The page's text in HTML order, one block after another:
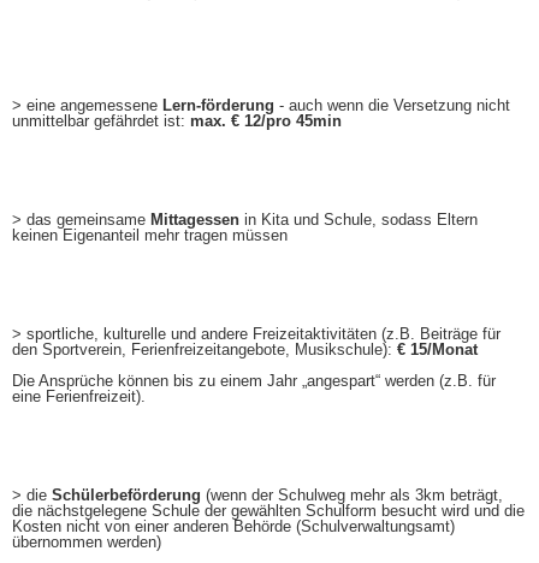
> eine angemessene Lern-förderung - auch wenn die Versetzung nicht
unmittelbar gefährdet ist: max. € 12/pro 45min
> das gemeinsame Mittagessen in Kita und Schule, sodass Eltern
keinen Eigenanteil mehr tragen müssen
> sportliche, kulturelle und andere Freizeitaktivitäten (z.B. Beiträge für
den Sportverein, Ferienfreizeitangebote, Musikschule): € 15/Monat
Die Ansprüche können bis zu einem Jahr „angespart“ werden (z.B. für
eine Ferienfreizeit).
> die Schülerbeförderung (wenn der Schulweg mehr als 3km beträgt,
die nächstgelegene Schule der gewählten Schulform besucht wird und die
Kosten nicht von einer anderen Behörde (Schulverwaltungsamt)
übernommen werden)